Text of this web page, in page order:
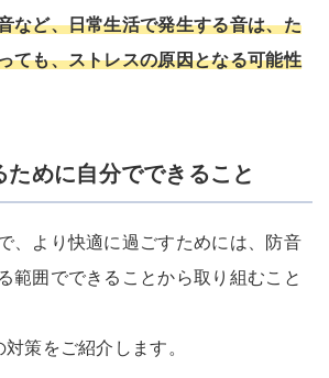
など、日常生活で発生する音は、た
ても、ストレスの原因となる可能性
ために自分でできること
、より快適に過ごすためには、防音
範囲でできることから取り組むこと
策をご紹介します。